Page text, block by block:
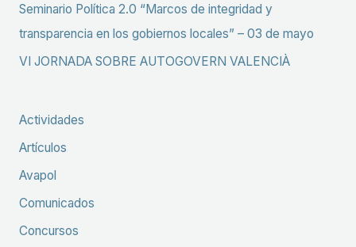
Seminario Política 2.0 “Marcos de integridad y
transparencia en los gobiernos locales” – 03 de mayo
VI JORNADA SOBRE AUTOGOVERN VALENCIÀ
Actividades
Artículos
Avapol
Comunicados
Concursos